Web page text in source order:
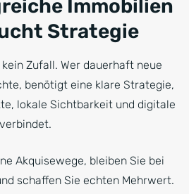
Immobilien
Strategie
Zufall. Wer dauerhaft neue
benötigt eine klare Strategie,
lokale Sichtbarkeit und digitale
Akquisewege, bleiben Sie bei
schaffen Sie echten Mehrwert.